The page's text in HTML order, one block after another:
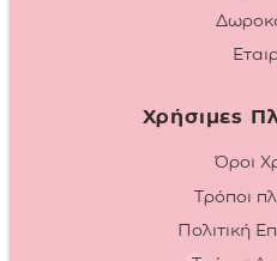
Χρήσιμες
Όροι
Τρόποι
Πολιτική